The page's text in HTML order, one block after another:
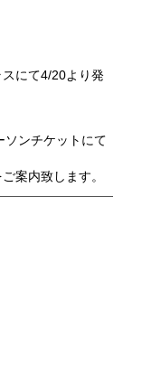
にて4/20より発
ンチケットにて
案内致します。